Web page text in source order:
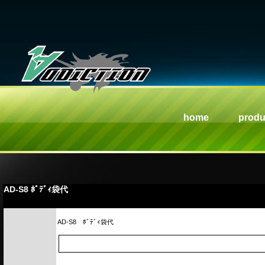
home
AD-S8 ﾎﾞﾃﾞｨ袋代
AD-S8 ﾎﾞﾃﾞｨ袋代